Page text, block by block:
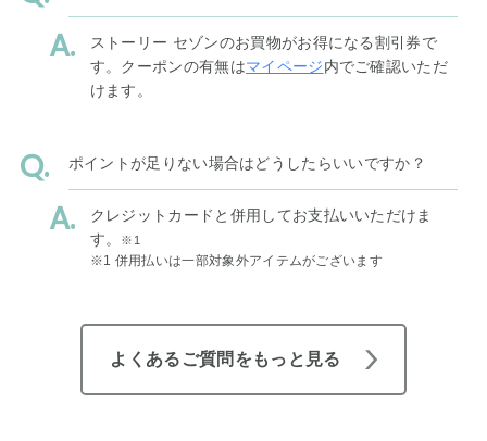
ストーリー セゾンのお買物がお得になる割引券で
す。クーポンの有無はマイページ内でご確認いただ
けます。
ポイントが足りない場合はどうしたらいいですか？
クレジットカードと併用してお支払いいただけま
す。
※1
※1 併用払いは一部対象外アイテムがございます
よくあるご質問をもっと見る